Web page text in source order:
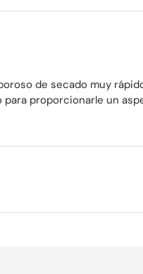
de secado muy
proporcionarle un